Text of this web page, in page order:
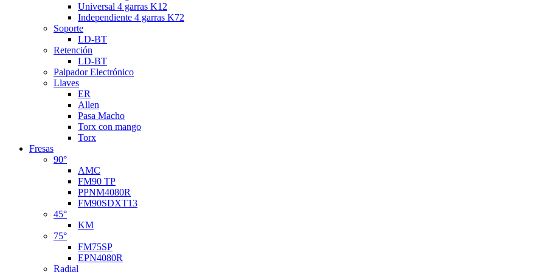
Universal 4 garras K12
Independiente 4 garras K72
Soporte
LD-BT
Retención
LD-BT
Palpador Electrónico
Llaves
ER
Allen
Pasa Macho
Torx con mango
Torx
Fresas
90°
AMC
FM90 TP
PPNM4080R
FM90SDXT13
45°
KM
75°
FM75SP
EPN4080R
Radial